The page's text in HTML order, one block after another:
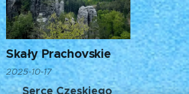
Skały Prachovskie
2025-10-17
🌿Serce Czeskiego